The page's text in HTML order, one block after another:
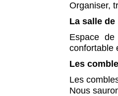
Organiser,
La salle
Espace
confortable
Les
Les
Nous